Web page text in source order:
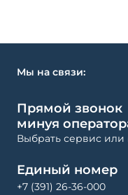
Мы на связи:
Прямой звонок
минуя
Выбрать сервис или
Единый номер
+7 (391) 26-36-000